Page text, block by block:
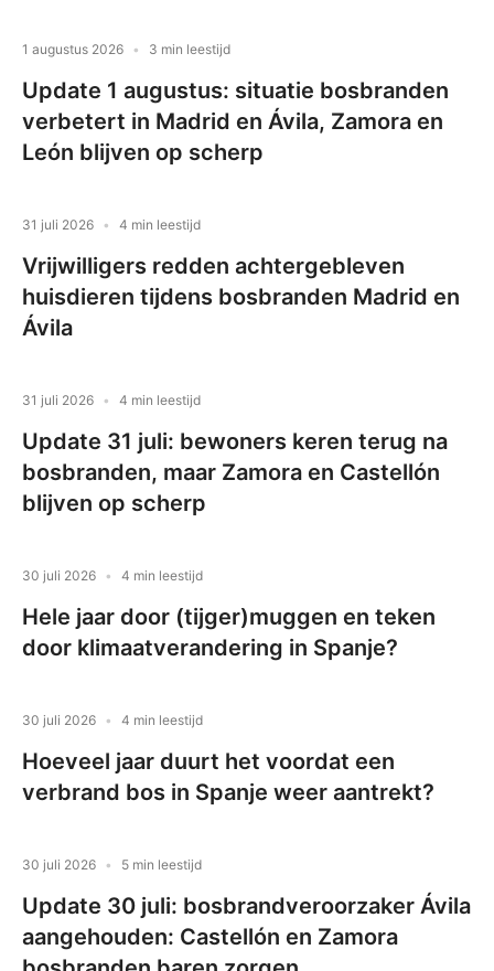
1 augustus 2026 3 min leestijd
Update 1 augustus: situatie bosbranden
verbetert in Madrid en Ávila, Zamora en
León blijven op scherp
31 juli 2026 4 min leestijd
Vrijwilligers redden achtergebleven
huisdieren tijdens bosbranden Madrid en
Ávila
31 juli 2026 4 min leestijd
Update 31 juli: bewoners keren terug na
bosbranden, maar Zamora en Castellón
blijven op scherp
30 juli 2026 4 min leestijd
Hele jaar door (tijger)muggen en teken
door klimaatverandering in Spanje?
30 juli 2026 4 min leestijd
Hoeveel jaar duurt het voordat een
verbrand bos in Spanje weer aantrekt?
30 juli 2026 5 min leestijd
Update 30 juli: bosbrandveroorzaker Ávila
aangehouden: Castellón en Zamora